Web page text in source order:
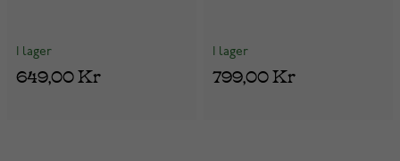
I lager
649,00 Kr
I lager
799,00 Kr